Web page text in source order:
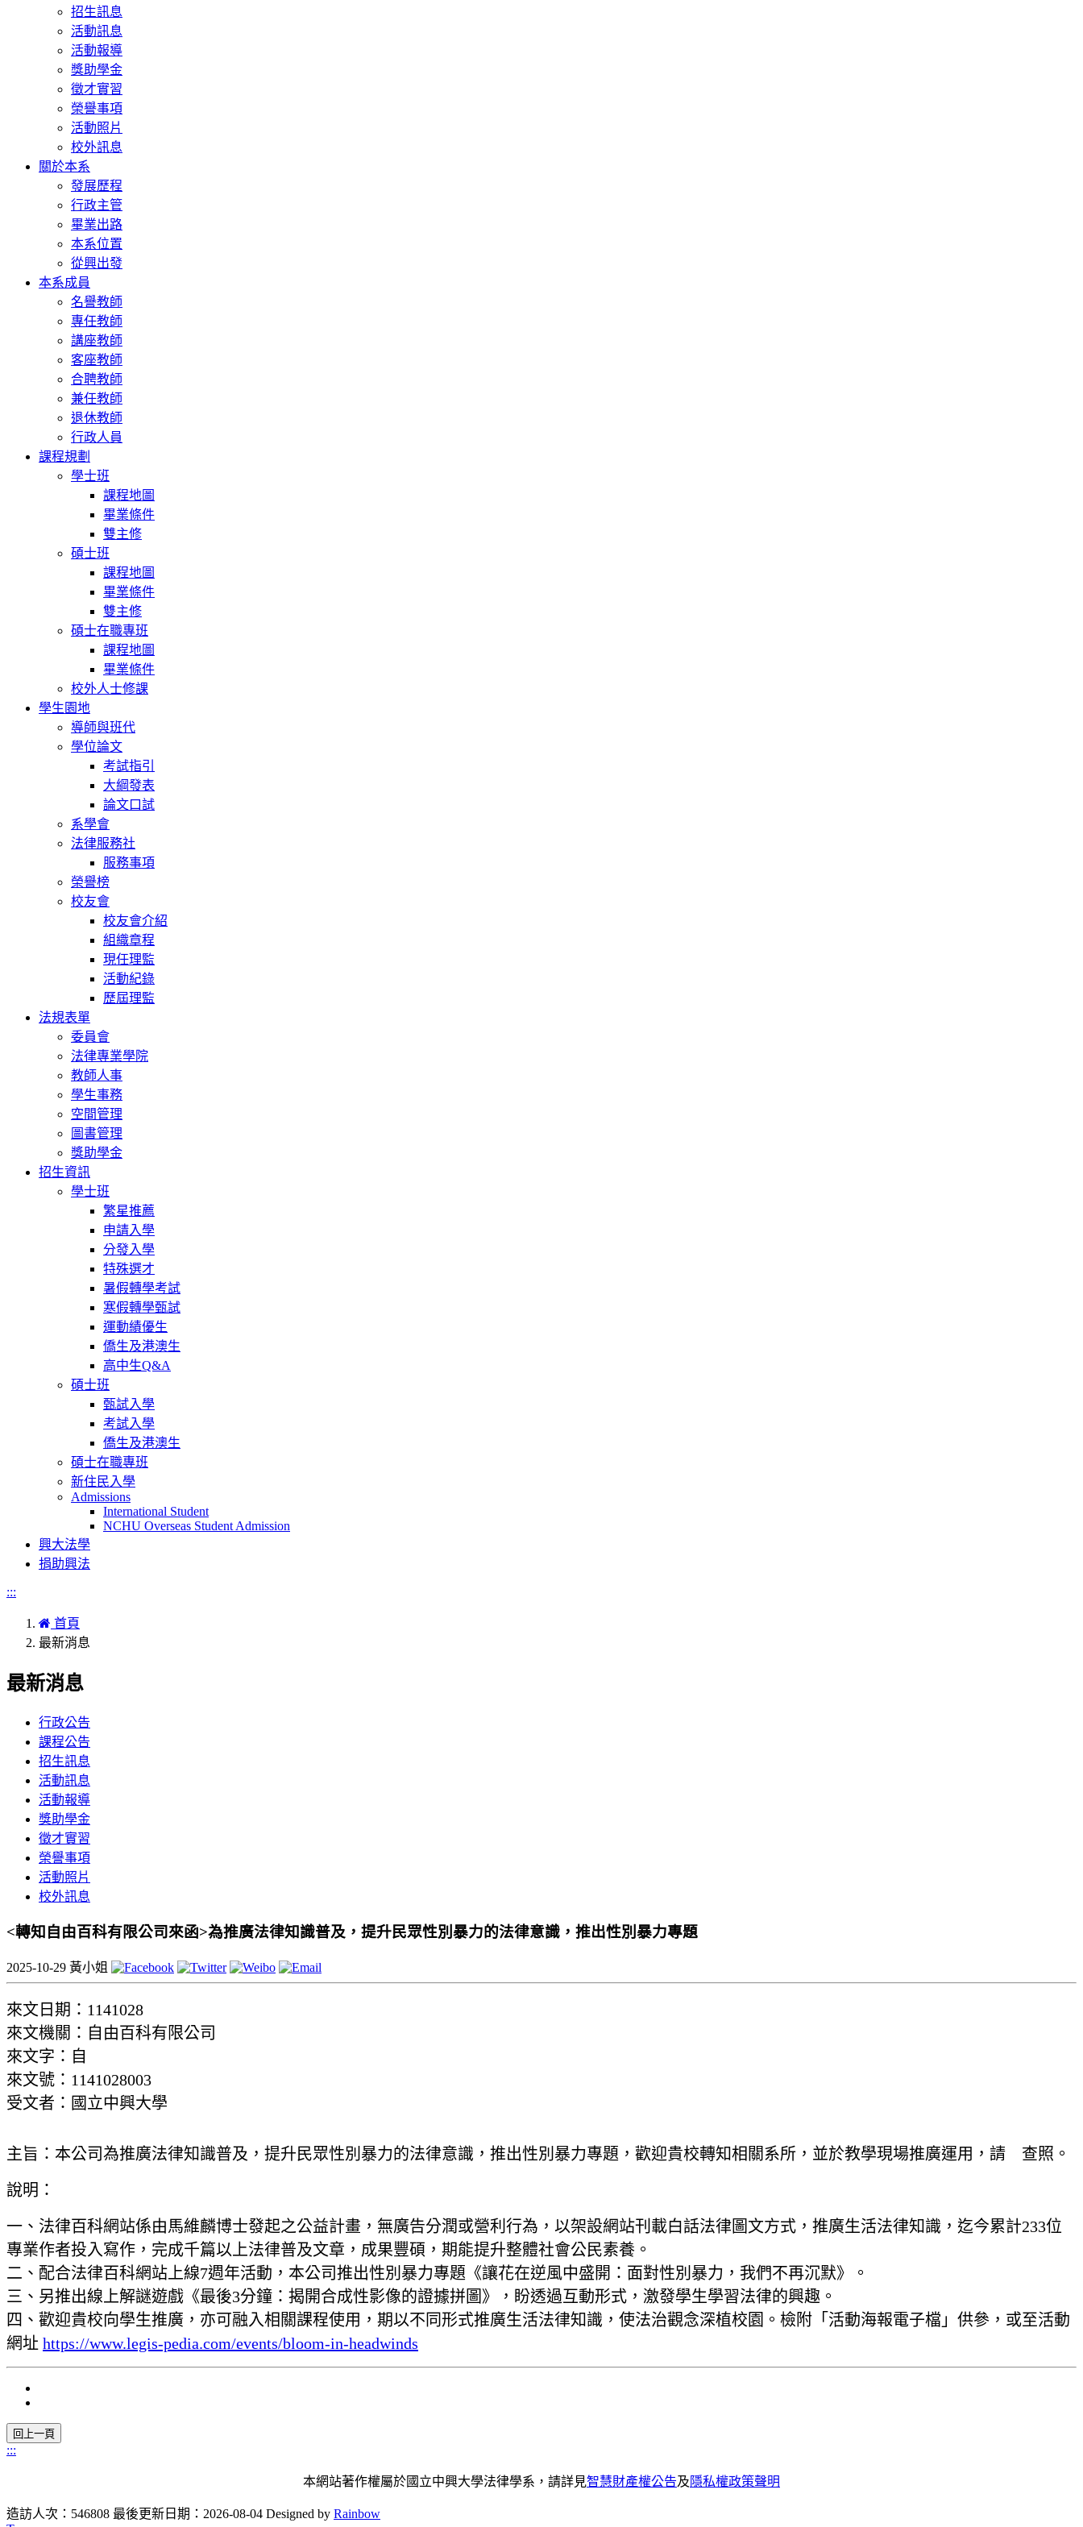
招生訊息
活動訊息
活動報導
獎助學金
徵才實習
榮譽事項
活動照片
校外訊息
關於本系
發展歷程
行政主管
畢業出路
本系位置
從興出發
本系成員
名譽教師
專任教師
講座教師
客座教師
合聘教師
兼任教師
退休教師
行政人員
課程規劃
學士班
課程地圖
畢業條件
雙主修
碩士班
課程地圖
畢業條件
雙主修
碩士在職專班
課程地圖
畢業條件
校外人士修課
學生園地
導師與班代
學位論文
考試指引
大綱發表
論文口試
系學會
法律服務社
服務事項
榮譽榜
校友會
校友會介紹
組織章程
現任理監
活動紀錄
歷屆理監
法規表單
委員會
法律專業學院
教師人事
學生事務
空間管理
圖書管理
獎助學金
招生資訊
學士班
繁星推薦
申請入學
分發入學
特殊選才
暑假轉學考試
寒假轉學甄試
運動績優生
僑生及港澳生
高中生Q&A
碩士班
甄試入學
考試入學
僑生及港澳生
碩士在職專班
新住民入學
Admissions
International Student
NCHU Overseas Student Admission
興大法學
捐助興法
:::
首頁
最新消息
最新消息
行政公告
課程公告
招生訊息
活動訊息
活動報導
獎助學金
徵才實習
榮譽事項
活動照片
校外訊息
<轉知自由百科有限公司來函>為推廣法律知識普及，提升民眾性別暴力的法律意識，推出性別暴力專題
2025-10-29 黃小姐
來文日期：1141028
來文機關：自由百科有限公司
來文字：自
來文號：1141028003
受文者：國立中興大學
主旨：本公司為推廣法律知識普及，提升民眾性別暴力的法律意識，推出性別暴力專題，歡迎貴校轉知相關系所，並於教學現場推廣運用，請 查照。
說明：
一、法律百科網站係由馬維麟博士發起之公益計畫，無廣告分潤或營利行為，以架設網站刊載白話法律圖文方式，推廣生活法律知識，迄今累計233位
專業作者投入寫作，完成千篇以上法律普及文章，成果豐碩，期能提升整體社會公民素養。
二、配合法律百科網站上線7週年活動，本公司推出性別暴力專題《讓花在逆風中盛開：面對性別暴力，我們不再沉默》。
三、另推出線上解謎遊戲《最後3分鐘：揭開合成性影像的證據拼圖》，盼透過互動形式，激發學生學習法律的興趣。
四、歡迎貴校向學生推廣，亦可融入相關課程使用，期以不同形式推廣生活法律知識，使法治觀念深植校園。檢附「活動海報電子檔」供參，或至活動
網址 https://www.legis-pedia.com/events/bloom-in-headwinds
:::
本網站著作權屬於國立中興大學法律學系，請詳見智慧財產權公告及隱私權政策聲明
造訪人次：546808 最後更新日期：2026-08-04 Designed by Rainbow